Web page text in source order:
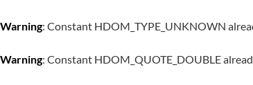
Warning: Constant HDOM_TYPE_UNKNOWN
Warning: Constant HDOM_QUOTE_DOUBLE